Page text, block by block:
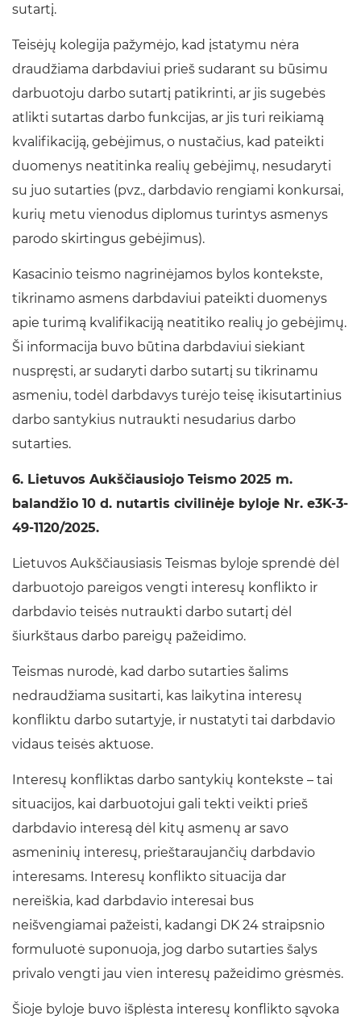
sutartį.
Teisėjų kolegija pažymėjo, kad įstatymu nėra
draudžiama darbdaviui prieš sudarant su būsimu
darbuotoju darbo sutartį patikrinti, ar jis sugebės
atlikti sutartas darbo funkcijas, ar jis turi reikiamą
kvalifikaciją, gebėjimus, o nustačius, kad pateikti
duomenys neatitinka realių gebėjimų, nesudaryti
su juo sutarties (pvz., darbdavio rengiami konkursai,
kurių metu vienodus diplomus turintys asmenys
parodo skirtingus gebėjimus).
Kasacinio teismo nagrinėjamos bylos kontekste,
tikrinamo asmens darbdaviui pateikti duomenys
apie turimą kvalifikaciją neatitiko realių jo gebėjimų.
Ši informacija buvo būtina darbdaviui siekiant
nuspręsti, ar sudaryti darbo sutartį su tikrinamu
asmeniu, todėl darbdavys turėjo teisę ikisutartinius
darbo santykius nutraukti nesudarius darbo
sutarties.
6. Lietuvos Aukščiausiojo Teismo 2025 m.
balandžio 10 d. nutartis civilinėje byloje Nr. e3K-3-
49-1120/2025.
Lietuvos Aukščiausiasis Teismas byloje sprendė dėl
darbuotojo pareigos vengti interesų konflikto ir
darbdavio teisės nutraukti darbo sutartį dėl
šiurkštaus darbo pareigų pažeidimo.
Teismas nurodė, kad darbo sutarties šalims
nedraudžiama susitarti, kas laikytina interesų
konfliktu darbo sutartyje, ir nustatyti tai darbdavio
vidaus teisės aktuose.
Interesų konfliktas darbo santykių kontekste – tai
situacijos, kai darbuotojui gali tekti veikti prieš
darbdavio interesą dėl kitų asmenų ar savo
asmeninių interesų, prieštaraujančių darbdavio
interesams. Interesų konflikto situacija dar
nereiškia, kad darbdavio interesai bus
neišvengiamai pažeisti, kadangi DK 24 straipsnio
formuluotė suponuoja, jog darbo sutarties šalys
privalo vengti jau vien interesų pažeidimo grėsmės.
Šioje byloje buvo išplėsta interesų konflikto sąvoka